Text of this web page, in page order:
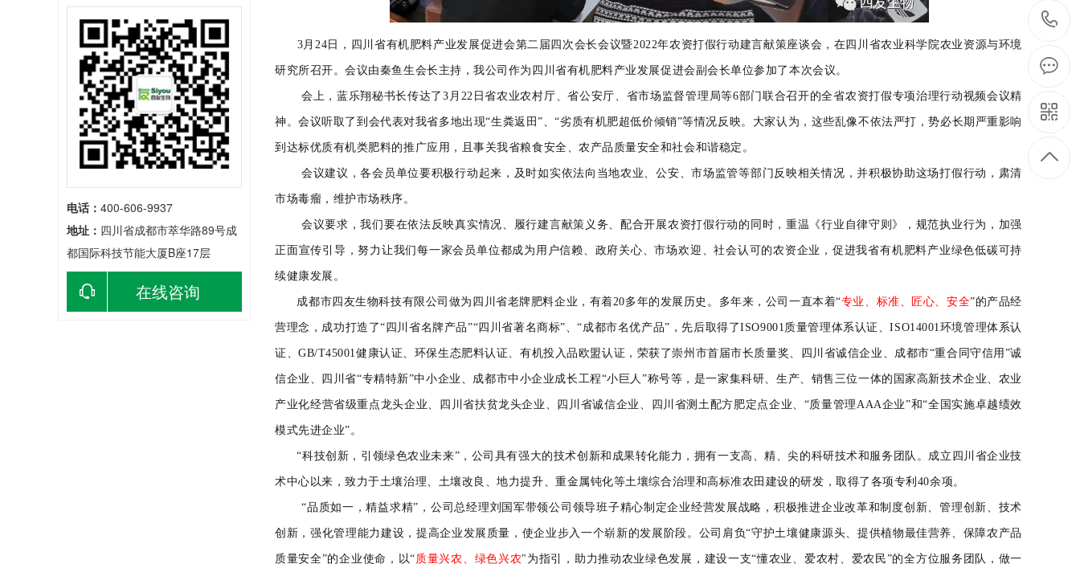
电话： 400-606-9937
地址： 四川省成都市萃华路89号成
都国际科技节能大厦B座17层
在线咨询
3月24 日，四川省有机肥料产业发展促进会第二届四次会长会议暨2022年农资打假行动建言献策座谈会，在四川省农业科学院农业资源与环境
研究所召开。会议由秦鱼生会长主持 ，我公司作为 四川省有机肥料产业发展促进会副会长单位参加了本次会议。
会上，蓝乐翔秘书长传达了3 月 22 日省农业农村厅、省公安厅、省市场监督管理局等6部门联合召开的全省农资打假专项治理行动视频会议精
神。会议听取了到会代表对我省多地出现“生粪返田”、“劣质有机肥超低价倾销”等情况反映。大家认为，这些乱像不依法严打，势必长期严重影响
到达标优质有机类肥料的推广应用，且事关我省粮食安全、农产品质量安全和社会和谐稳定。
会议建议，各会员单位要积极行动起来，及时如实依法向当地农业、公安、市场监管等部门反映相关情况，并积极协助这场打假行动，肃清
市场毒瘤，维护市场秩序。
会议要求，我们要在依法反映真实情况、履行建言献策义务、配合开展农资打假行动的同时，重温《行业自律守则》，规范执业行为，加强
正面宣传引导，努力让我们每一家会员单位都成为用户信赖、政府关心、市场欢迎、社会认可的农资企业，促进我省有机肥料产业绿色低碳可持
续健康发展。
成都市四友生物科技有限公司做为四川省老牌肥料企业，有着20多年的发展历史。 多年来，公司一直本着“专业、标准、匠心、安全”的产品经
营理念，成功打造了“四川省名牌产品”“四川省著名商标”、“成都市名优产品”，先后取得了ISO9001质量管理体系认证、ISO14001环境管理体系认
证、GB/T45001健康认证、环保生态肥料认证、有机投入品欧盟认证，荣获了崇州市首届市长质量奖、四川省诚信企业、成都市“重合同守信用”诚
信企业、四川省“专精特新”中小企业、成都市中小企业成长工程“小巨人”称号等，是一家集科研、生产、销售三位一体的国家高新技术企业、农业
产业化经营省级重点龙头企业、四川省扶贫龙头企业、四川省诚信企业、四川省测土配方肥定点企业、“质量管理AAA企业”和“全国实施卓越绩效
模式先进企业”。
“科技创新，引领绿色农业未来”，公司具有强大的技术创新和成果转化能力，拥有一支高、精、尖的科研技术和服务团队。成立 四川省企业技
术中心 以来，致力于土壤治理、土壤改良、地力提升、重金属钝化等土壤综合治理和高标准农田建设的研发，取得了各项专利 40余项。
“品 质如一，精益求精”， 公司总经理刘国军带领公司领导班子精心制定企业经营发展战略，积极推进企业改革和制度创新、管理创新、技术
创新，强化管理能力建设，提高企业发展质量，使企业步入一个崭新的发展阶段。公司肩负“守护土壤健康源头、提供植物最佳营养、保障农产品
质量安全”的企业使命，以“质量兴农、绿色兴农"为指引，助力推动农业绿色发展，建设一支“懂农业、爱农村、爱农民”的全方位服务团队，做一